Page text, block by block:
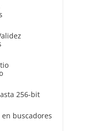
256-bit
buscadores